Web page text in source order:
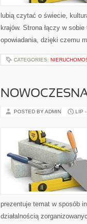
lubią czytać o świecie,
krajów. Strona łączy w
opowiadania, dzięki czemu
CATEGORIES:
POSTED BY ADMIN LIP
prezentuje temat w sposób
działalnością